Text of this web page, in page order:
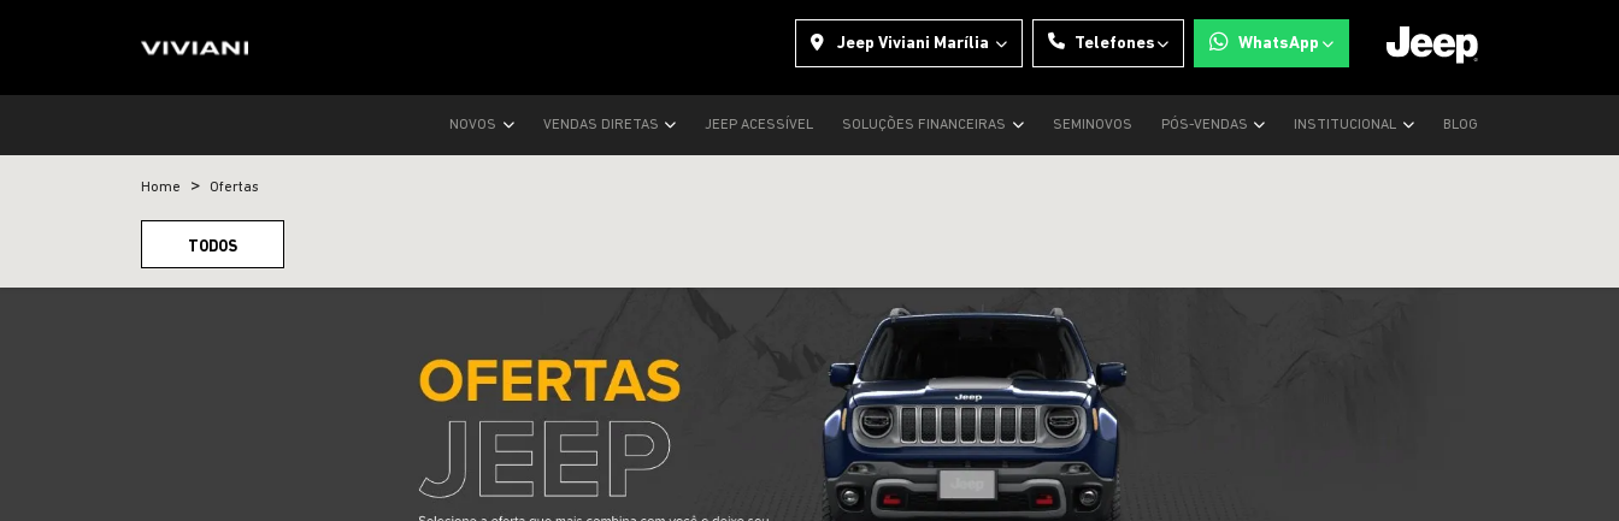
Jeep Viviani Marília Telefones WhatsApp
NOVOS VENDAS DIRETAS JEEP ACESSÍVEL SOLUÇÕES FINANCEIRAS SEMINOVOS PÓS-VENDAS INSTITUCIONAL BLOG
Home Ofertas
TODOS